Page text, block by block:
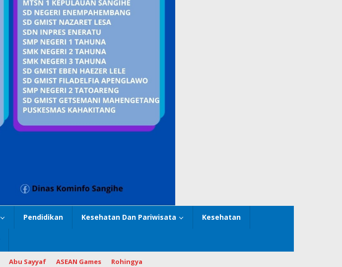
Pendidikan Kesehatan Dan Pariwisata Kesehatan
Abu Sayyaf ASEAN Games Rohingya